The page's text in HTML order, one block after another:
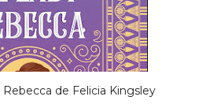
de Felicia Kingsley